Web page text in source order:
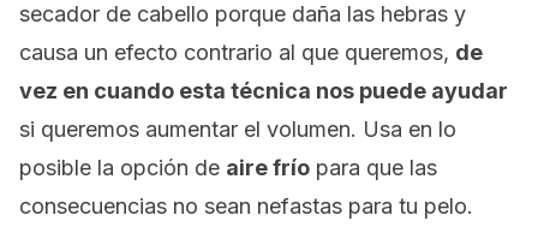
secador de cabello porque daña las hebras y
causa un efecto contrario al que queremos, de
vez en cuando esta técnica nos puede ayudar
si queremos aumentar el volumen. Usa en lo
posible la opción de aire frío para que las
consecuencias no sean nefastas para tu pelo.